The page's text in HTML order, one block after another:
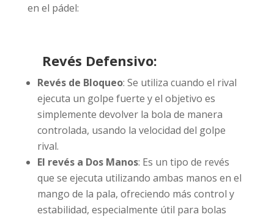
en el pádel:
Revés Defensivo:
Revés de Bloqueo: Se utiliza cuando el rival
ejecuta un golpe fuerte y el objetivo es
simplemente devolver la bola de manera
controlada, usando la velocidad del golpe
rival.
El revés a Dos Manos: Es un tipo de revés
que se ejecuta utilizando ambas manos en el
mango de la pala, ofreciendo más control y
estabilidad, especialmente útil para bolas